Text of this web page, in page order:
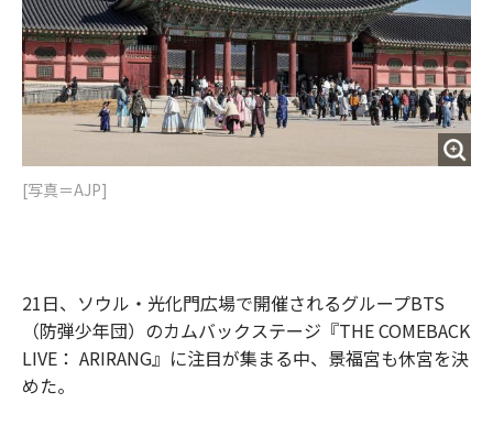
[写真＝AJP]
21日、ソウル・光化門広場で開催されるグループBTS
（防弾少年団）のカムバックステージ『THE COMEBACK
LIVE： ARIRANG』に注目が集まる中、景福宮も休宮を決
めた。